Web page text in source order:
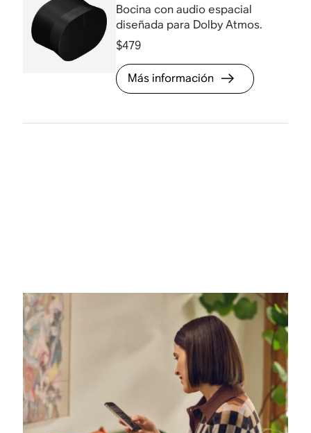
Bocina con audio espacial
diseñada para Dolby Atmos.
$479
Más información